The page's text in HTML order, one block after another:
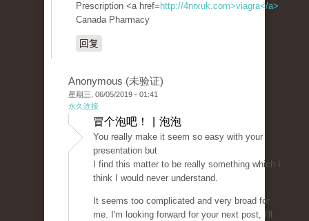
Prescription <a href= http://4nrxuk.com>viagra</a>
Canada Pharmacy
回复
Anonymous (未验证)
星期三, 06/05/2019 - 01:41
永久连接
冒个泡吧！ | 泡泡
You really make it seem so easy with your
presentation but
I find this matter to be really something which I
think I would never understand.
It seems too complicated and very broad for
me. I'm looking forward for your next post, I'll